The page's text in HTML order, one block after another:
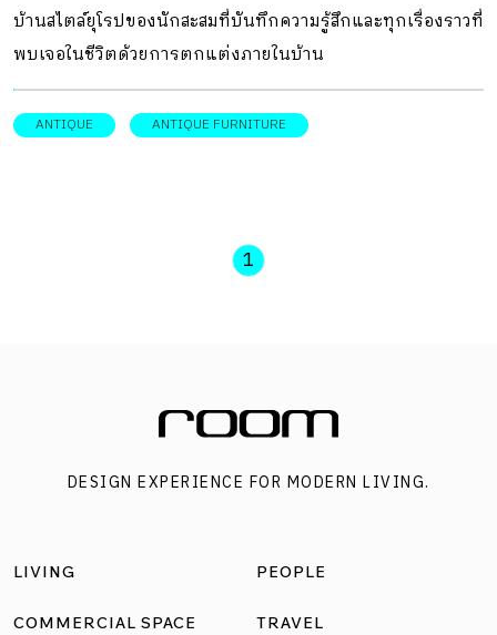
บ้านสไตล์ยุโรปของนักสะสมที่บันทึกความรู้สึกและทุกเรื่องราวที่
พบเจอในชีวิตด้วยการตกแต่งภายในบ้าน
ANTIQUE ANTIQUE FURNITURE
1
DESIGN EXPERIENCE FOR MODERN LIVING.
LIVING
COMMERCIAL SPACE
PEOPLE
TRAVEL